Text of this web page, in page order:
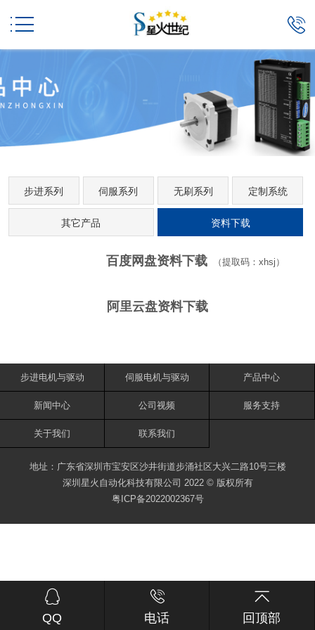
 
步进系列 伺服系列 无刷系列 定制系统
其它产品 资料下载
百度网盘资料下载 （提取码：xhsj）
阿里云盘资料下载
步进电机与驱动 伺服电机与驱动 产品中心
新闻中心 公司视频 服务支持
关于我们 联系我们
地址：广东省深圳市宝安区沙井街道步涌社区大兴二路10号三楼
深圳星火自动化科技有限公司 2022 © 版权所有
粤ICP备2022002367号

QQ

电话

回顶部